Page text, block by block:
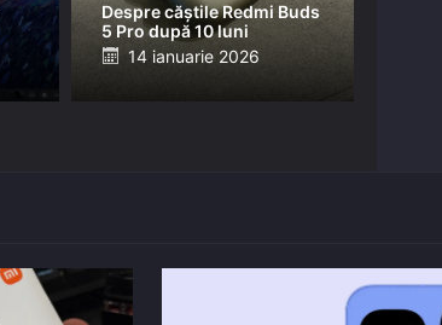
Despre căștile Redmi Buds
5 Pro după 10 luni
Posted
14 ianuarie 2026